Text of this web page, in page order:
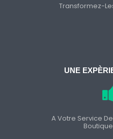
Transformez-
UNE
A Votre Service